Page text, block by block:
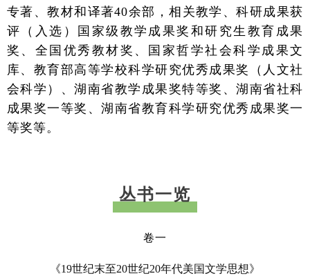
专著、教材和译著40余部，相关教学、科研成果获
评（入选）国家级教学成果奖和研究生教育成果
奖、全国优秀教材奖、国家哲学社会科学成果文
库、教育部高等学校科学研究优秀成果奖（人文社
会科学）、湖南省教学成果奖特等奖、湖南省社科
成果奖一等奖、湖南省教育科学研究优秀成果奖一
等奖等。
丛书一览
卷一
《19世纪末至20世纪20年代美国文学思想》